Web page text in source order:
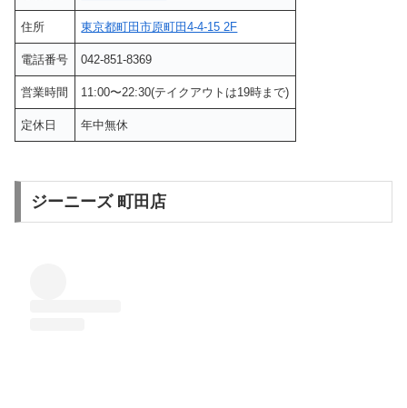
住所 東京都町田市原町田4-4-15 2F
電話番号 042-851-8369
営業時間 11:00〜22:30(テイクアウトは19時まで)
定休日 年中無休
ジーニーズ 町田店